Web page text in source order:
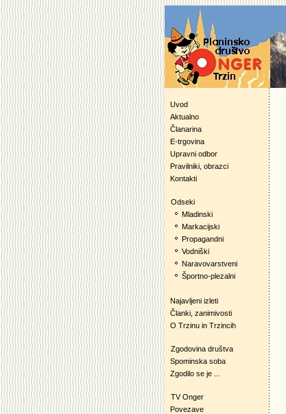
Uvod
Aktualno
Članarina
E-trgovina
Upravni odbor
Pravilniki, obrazci
Kontakti
Odseki
Mladinski
Markacijski
Propagandni
Vodniški
Naravovarstveni
Športno-plezalni
Najavljeni izleti
Članki, zanimivosti
O Trzinu in Trzincih
Zgodovina društva
Spominska soba
Zgodilo se je ...
TV Onger
Povezave